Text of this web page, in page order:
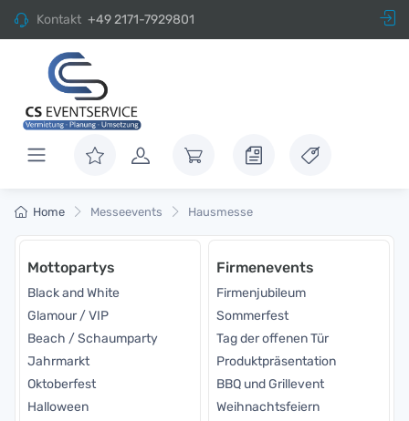
Kontakt +49 2171-7929801
Home Messeevents Hausmesse
Mottopartys
Black and White
Glamour / VIP
Beach / Schaumparty
Jahrmarkt
Oktoberfest
Halloween
Firmenevents
Firmenjubileum
Sommerfest
Tag der offenen Tür
Produktpräsentation
BBQ und Grillevent
Weihnachtsfeiern